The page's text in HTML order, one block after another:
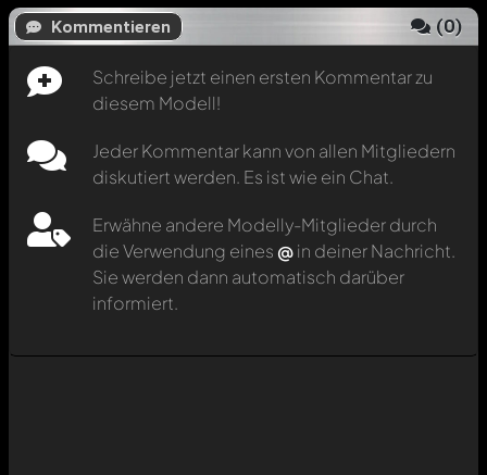
Kommentieren (0)
Schreibe jetzt einen ersten Kommentar zu
diesem Modell!
Jeder Kommentar kann von allen Mitgliedern
diskutiert werden. Es ist wie ein Chat.
Erwähne andere Modelly-Mitglieder durch
die Verwendung eines @in deiner Nachricht.
Sie werden dann automatisch darüber
informiert.